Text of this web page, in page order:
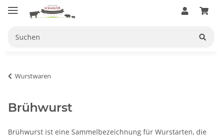
Wurstwaren
Brühwurst
Brühwurst ist eine Sammelbezeichnung für Wurstarten, die